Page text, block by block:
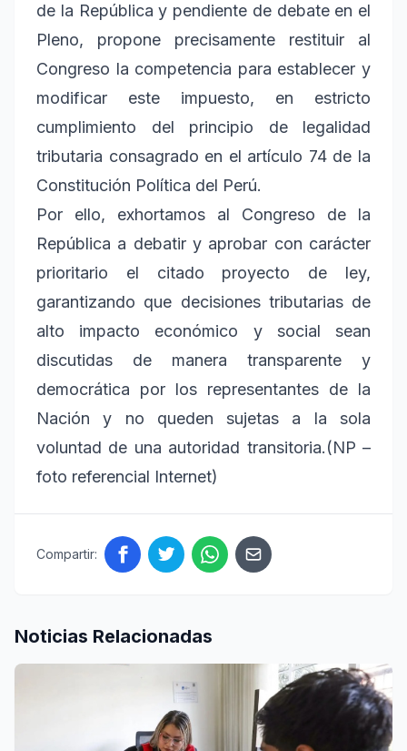
de la República y pendiente de debate en el
Pleno, propone precisamente restituir al
Congreso la competencia para establecer y
modificar este impuesto, en estricto
cumplimiento del principio de legalidad
tributaria consagrado en el artículo 74 de la
Constitución Política del Perú.
Por ello, exhortamos al Congreso de la
República a debatir y aprobar con carácter
prioritario el citado proyecto de ley,
garantizando que decisiones tributarias de
alto impacto económico y social sean
discutidas de manera transparente y
democrática por los representantes de la
Nación y no queden sujetas a la sola
voluntad de una autoridad transitoria.(NP –
foto referencial Internet)
Compartir:
Noticias Relacionadas